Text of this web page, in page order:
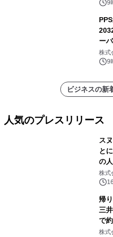
表9
ー
プ
他
株式
9
ビジネスの新
人気のプレスリリース
ス
と
の
ラ
ボ
株式
帰
三
で
メ
株式